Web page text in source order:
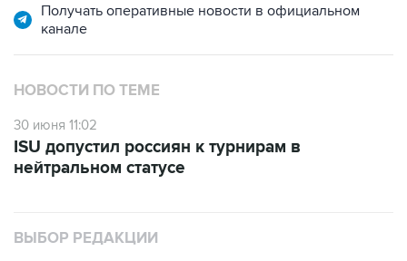
Получать оперативные новости в официальном
канале
НОВОСТИ ПО ТЕМЕ
30 июня 11:02
ISU допустил россиян к турнирам в
нейтральном статусе
ВЫБОР РЕДАКЦИИ